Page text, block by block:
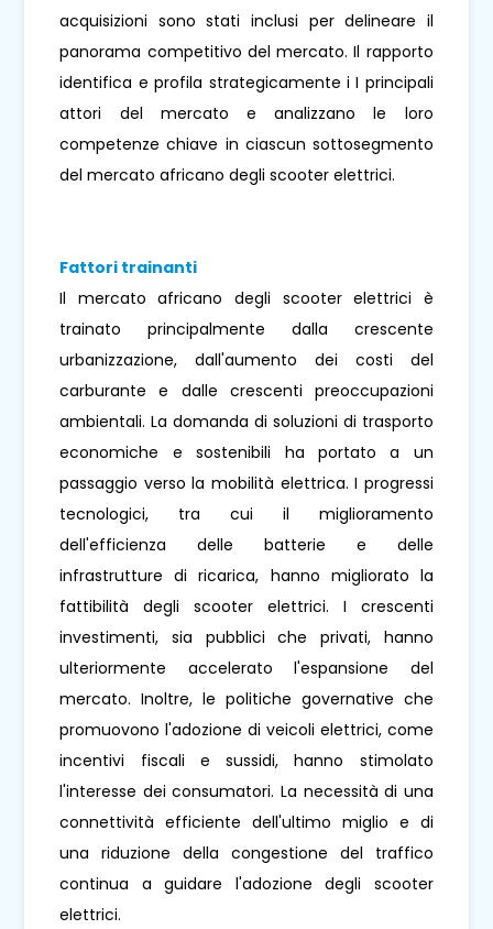
acquisizioni sono stati inclusi per delineare il
panorama competitivo del mercato. Il rapporto
identifica e profila strategicamente i I principali
attori del mercato e analizzano le loro
competenze chiave in ciascun sottosegmento
del mercato africano degli scooter elettrici.
Fattori trainanti
Il mercato africano degli scooter elettrici è
trainato principalmente dalla crescente
urbanizzazione, dall'aumento dei costi del
carburante e dalle crescenti preoccupazioni
ambientali. La domanda di soluzioni di trasporto
economiche e sostenibili ha portato a un
passaggio verso la mobilità elettrica. I progressi
tecnologici, tra cui il miglioramento
dell'efficienza delle batterie e delle
infrastrutture di ricarica, hanno migliorato la
fattibilità degli scooter elettrici. I crescenti
investimenti, sia pubblici che privati, hanno
ulteriormente accelerato l'espansione del
mercato. Inoltre, le politiche governative che
promuovono l'adozione di veicoli elettrici, come
incentivi fiscali e sussidi, hanno stimolato
l'interesse dei consumatori. La necessità di una
connettività efficiente dell'ultimo miglio e di
una riduzione della congestione del traffico
continua a guidare l'adozione degli scooter
elettrici.